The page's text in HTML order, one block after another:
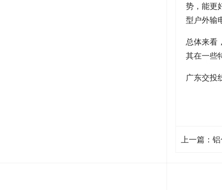
势，能更
型户外输
总体来看
其在一些
广东交投
上一篇：